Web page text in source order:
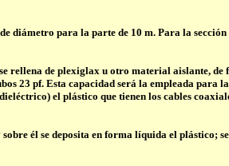
para la parte de 10 m. Para la
de plexiglax u otro material aislante, de
23 pf. Esta capacidad será la empleada para
el plástico que tienen los cables
él se deposita en forma líquida el plástico;